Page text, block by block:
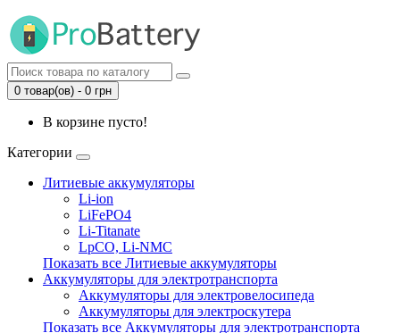
0 товар(ов) - 0 грн
В корзине пусто!
Категории
Литиевые аккумуляторы
Li-ion
LiFePO4
Li-Titanate
LpCO, Li-NMC
Показать все Литиевые аккумуляторы
Аккумуляторы для электротранспорта
Аккумуляторы для электровелосипеда
Аккумуляторы для электроскутера
Показать все Аккумуляторы для электротранспорта